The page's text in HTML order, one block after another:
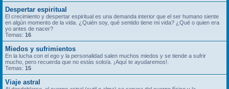
Despertar espiritual
El crecimiento y despertar espiritual es una demanda interior que el ser humano siente
en algún momento de la vida. ¿Quién soy, qué sentido tiene mi vida? ¿Qué o quien era
yo antes de nacer?
Temas: 16
Miedos y sufrimientos
En la lucha con el ego y la personalidad salen muchos miedos y se tiende a sufrir
mucho, pero recuerda que no estás solo/a. ¡Aquí te ayudaremos!.
Temas: 15
Viaje astral